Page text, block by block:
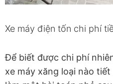
Xe máy điện tốn chi phí
Để biết được chi phí
xe máy xăng loại nào